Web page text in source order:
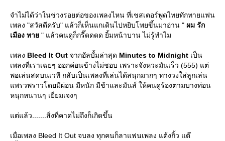
จำไม่ได้ว่าในช่วงรอยต่อของเพลงไหน ที่เชสเตอร์พูดไทยทักทายแฟน
เพลง "สวัสดีครับ" แล้วก็เห็นแกเดินไปหยิบโพยขึ้นมาอ่าน " ผม รัก
เมือง ทา " แล้วคนดูก็กรี๊ดดดด ยิ้มหน้าบาน ไม่รู้ทำไม
เพลง Bleed It Out จากอัลบั้มล่าสุด Minutes to Midnight เป็น
เพลงที่เราเฉยๆ ออกค่อนข้างไม่ชอบ เพราะจังหวะมันเร็ว (555) แต่
พอเล่นสดบนเวที กลับเป็นเพลงที่เล่นได้สนุกมากๆ ทางวงใส่ลูกเล่น
พรวพราวโดยมีผ่อน มีหนัก มีช้าและมันส์ ให้คนดูร้องตามบางท่อน
หนุกหนานๆ เยี่ยมเจงๆ
ต่แล้ว.......สิ่งที่คาดไม่ถึงก็เกิดขึ้น
เมื่อเพลง Bleed It Out จบลง ทุกคนก็ลาแฟนเพลง แต้งกิ้ว แต๊